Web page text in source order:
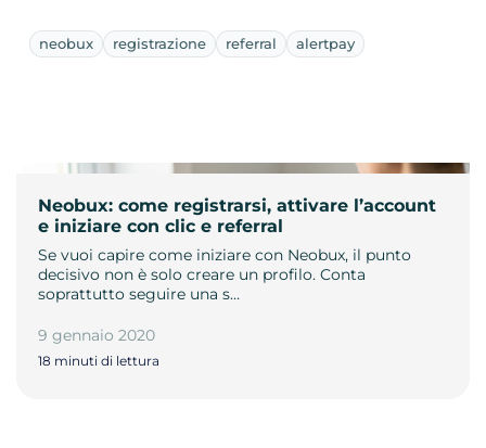
neobux registrazione referral alertpay
Neobux: come registrarsi, attivare l’account
e iniziare con clic e referral
Se vuoi capire come iniziare con Neobux, il punto
decisivo non è solo creare un profilo. Conta
soprattutto seguire una s…
9 gennaio 2020
18 minuti di lettura